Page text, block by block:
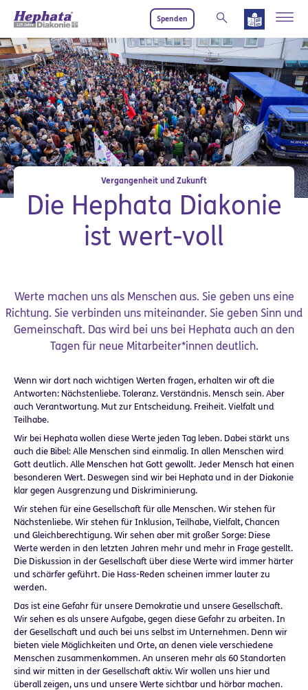
Spenden
Vergangenheit und Zukunft
Die Hephata Diakonie
ist wert-voll
Werte machen uns als Menschen aus. Sie geben uns eine
Richtung. Sie verbinden uns miteinander. Sie geben Sinn und
Gemeinschaft. Das wird bei uns bei Hephata auch an den
Tagen für neue Mitarbeiter*innen deutlich.
Wenn wir dort nach wichtigen Werten fragen, erhalten wir oft die
Antworten: Nächstenliebe. Toleranz. Verständnis. Mensch sein. Aber
auch Verantwortung. Mut zur Entscheidung. Freiheit. Vielfalt und
Teilhabe.
Wir bei Hephata wollen diese Werte jeden Tag leben. Dabei stärkt uns
auch die Bibel: Alle Menschen sind einmalig. In allen Menschen wird
Gott deutlich. Alle Menschen hat Gott gewollt. Jeder Mensch hat einen
besonderen Wert. Deswegen sind wir bei Hephata und in der Diakonie
klar gegen Ausgrenzung und Diskriminierung.
Wir stehen für eine Gesellschaft für alle Menschen. Wir stehen für
Nächstenliebe. Wir stehen für Inklusion, Teilhabe, Vielfalt, Chancen
und Gleichberechtigung. Wir sehen aber mit großer Sorge: Diese
Werte werden in den letzten Jahren mehr und mehr in Frage gestellt.
Die Diskussion in der Gesellschaft über diese Werte wird immer härter
und schärfer geführt. Die Hass-Reden scheinen immer lauter zu
werden.
Das ist eine Gefahr für unsere Demokratie und unsere Gesellschaft.
Wir sehen es als unsere Aufgabe, gegen diese Gefahr zu arbeiten. In
der Gesellschaft und auch bei uns selbst im Unternehmen. Denn wir
bieten viele Möglichkeiten und Orte, an denen viele verschiedene
Menschen zusammenkommen. An unseren mehr als 60 Standorten
sind wir mitten in der Gesellschaft aktiv. Wir wollen uns hier und
überall zeigen, uns und unsere Werte sichtbar und hörbar machen.